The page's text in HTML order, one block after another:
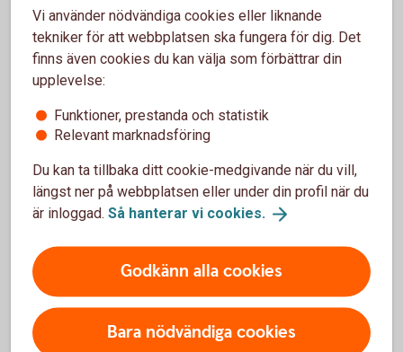
När ändras min bolåneränta?
Varför ändras inte min bolåneränta direkt när
styrräntan ändras?
När justeras min bundna ränta?
Vi använder nödvändiga cookies eller liknande
tekniker för att webbplatsen ska fungera för dig. Det
finns även cookies du kan välja som förbättrar din
upplevelse:
Funktioner, prestanda och statistik
Relevant marknadsföring
Du kan ta tillbaka ditt cookie-medgivande när du vill,
längst ner på webbplatsen eller under din profil när du
är inloggad. Så hanterar vi cookies.
Godkänn alla cookies
Bara nödvändiga cookies